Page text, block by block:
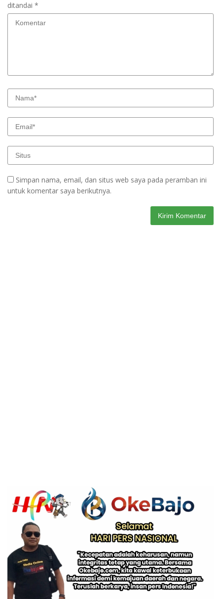
ditandai *
Simpan nama, email, dan situs web saya pada peramban ini
untuk komentar saya berikutnya.